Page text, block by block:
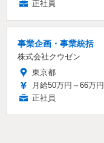
正社員
事業企画・事業統括
株式会社クウゼン
東京都
月給50万円～66万円
正社員